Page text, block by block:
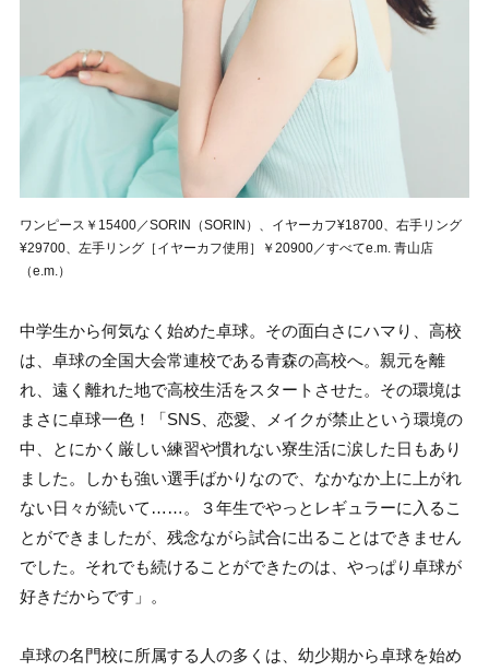
ワンピース￥15400／SORIN（SORIN）、イヤーカフ¥18700、右手リング
¥29700、左手リング［イヤーカフ使用］￥20900／すべてe.m. 青山店
（e.m.）
中学生から何気なく始めた卓球。その面白さにハマり、高校
は、卓球の全国大会常連校である青森の高校へ。親元を離
れ、遠く離れた地で高校生活をスタートさせた。その環境は
まさに卓球一色！「SNS、恋愛、メイクが禁止という環境の
中、とにかく厳しい練習や慣れない寮生活に涙した日もあり
ました。しかも強い選手ばかりなので、なかなか上に上がれ
ない日々が続いて……。３年生でやっとレギュラーに入るこ
とができましたが、残念ながら試合に出ることはできません
でした。それでも続けることができたのは、やっぱり卓球が
好きだからです」。
卓球の名門校に所属する人の多くは、幼少期から卓球を始め